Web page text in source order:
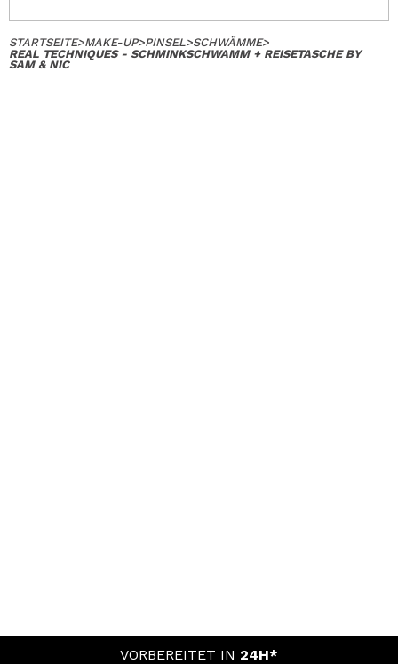
STARTSEITE>MAKE-UP>PINSEL>SCHWÄMME>
REAL TECHNIQUES - SCHMINKSCHWAMM + REISETASCHE BY
SAM & NIC
VORBEREITET IN 24H*